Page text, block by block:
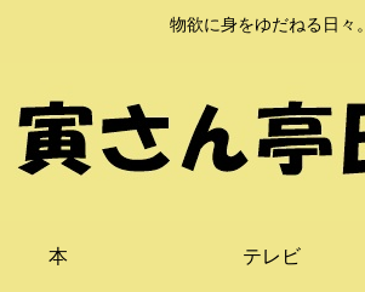
物欲に身をゆだねる日々。
本 テレビ